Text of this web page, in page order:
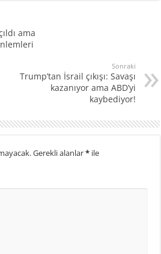
ama
Sonraki
Trump’tan İsrail çıkışı: Savaşı
kazanıyor ama ABD’yi
kaybediyor!
Gerekli alanlar* ile